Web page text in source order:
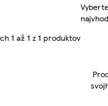
1 až 1 z 1 produktov